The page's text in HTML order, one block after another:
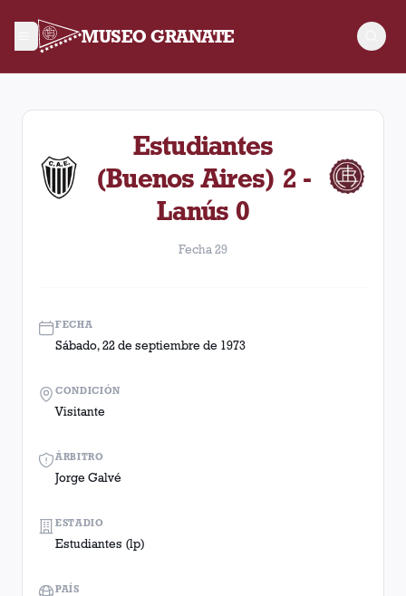
MUSEO GRANATE
Fecha 29. Partido entre Lanús y Estudiantes (Buenos
Estudiantes
(Buenos Aires) 2 -
Lanús 0
Fecha 29
FECHA
Sábado, 22 de septiembre de 1973
ÁRBITRO
Jorge Galvé
CONDICIÓN
Visitante
ESTADIO
Estudiantes (lp)
PAÍS